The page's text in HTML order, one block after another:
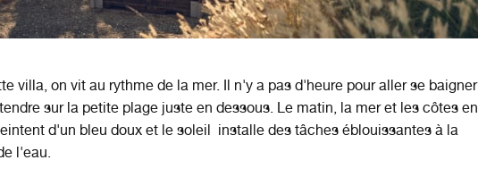
villa, on vit au rythme de la mer. Il n'y a pas d'heure pour aller se baigner
sur la petite plage juste en dessous. Le matin, la mer et les côtes en
d'un bleu doux et le soleil installe des tâches éblouissantes à la
l'eau.